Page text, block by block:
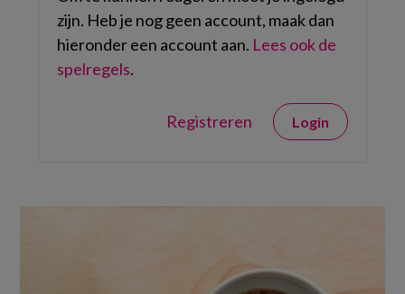
zijn. Heb je nog geen account, maak dan
hieronder een account aan. Lees ook de
spelregels.
Registreren Login